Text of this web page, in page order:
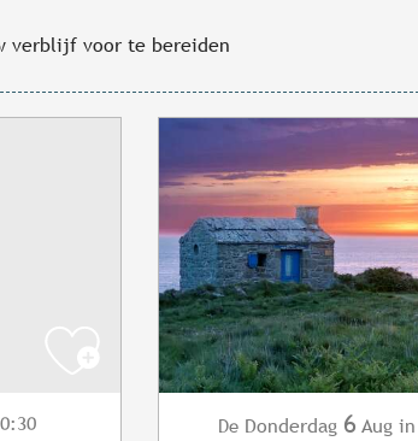
verblijf voor te bereiden
De Donderdag 6 Aug in